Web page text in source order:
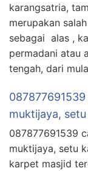
karangsatria,
merupakan
sebagai alas ,
permadani atau
tengah, dari
muktijaya,
087877691539
muktijaya, setu
karpet masjid